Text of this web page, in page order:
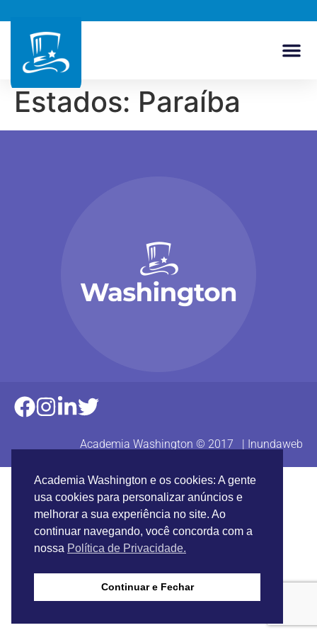
Estados: Paraíba
Academia Washington © 2017 | Inundaweb
Academia Washington e os cookies: A gente
usa cookies para personalizar anúncios e
melhorar a sua experiência no site. Ao
continuar navegando, você concorda com a
nossa Política de Privacidade.
Continuar e Fechar